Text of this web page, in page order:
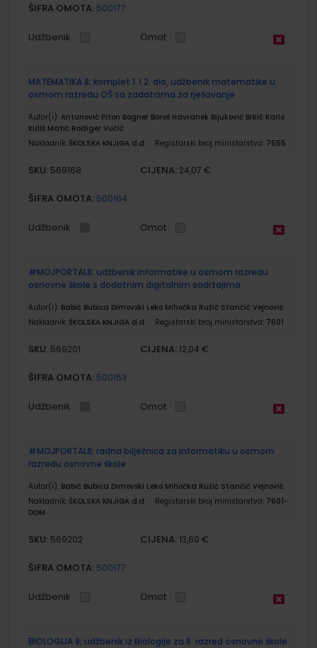
ŠIFRA OMOTA: 500177
Udžbenik Omot
MATEMATIKA 8; komplet 1. I 2. dio, udžbenik matematike u
osmom razredu OŠ sa zadatcima za rješavanje
Autor(i): Antunović Piton Bogner Boroš Havranek Bijuković Brkić Karlo
Kuliš Matić Rodiger Vučić
Nakladnik: ŠKOLSKA KNJIGA d.d. Registarski broj ministarstva: 7655
SKU: 569168 CIJENA: 24,07 €
ŠIFRA OMOTA: 500164
Udžbenik Omot
#MOJPORTAL8; udžbenik informatike u osmom razredu
osnovne škole s dodatnim digitalnim sadržajima
Autor(i): Babić Bubica Dimovski Leko Mihočka Ružić Stančić Vejnović
Nakladnik: ŠKOLSKA KNJIGA d.d. Registarski broj ministarstva: 7601
SKU: 569201 CIJENA: 12,04 €
ŠIFRA OMOTA: 500163
Udžbenik Omot
#MOJPORTAL8; radna bilježnica za informatiku u osmom
razredu osnovne škole
Autor(i): Babić Bubica Dimovski Leko Mihočka Ružić Stančić Vejnović
Nakladnik: ŠKOLSKA KNJIGA d.d. Registarski broj ministarstva: 7601-
DOM
SKU: 569202 CIJENA: 13,60 €
ŠIFRA OMOTA: 500177
Udžbenik Omot
BIOLOGIJA 8; udžbenik iz Biologije za 8. razred osnovne škole